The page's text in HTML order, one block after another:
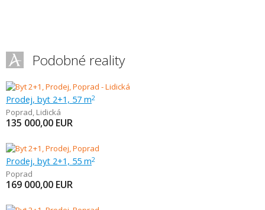
Podobné reality
Prodej, byt 2+1, 57 m2
Poprad, Lidická
135 000,00 EUR
Prodej, byt 2+1, 55 m2
Poprad
169 000,00 EUR